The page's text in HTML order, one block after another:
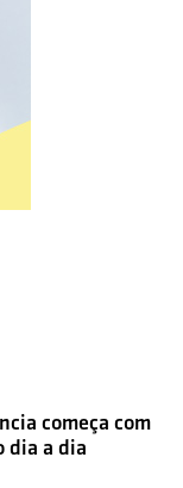
começa com
dia a dia